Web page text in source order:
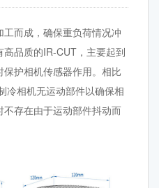
而成，确保重负荷情况冲
品质的IR-CUT，主要起到
护相机传感器作用。相比
冷相机无运动部件以确保相
存在由于运动部件抖动而